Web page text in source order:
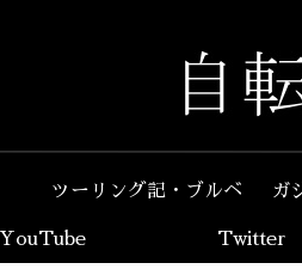
ツーリング記・ブルベ ガ
YouTube Twitter